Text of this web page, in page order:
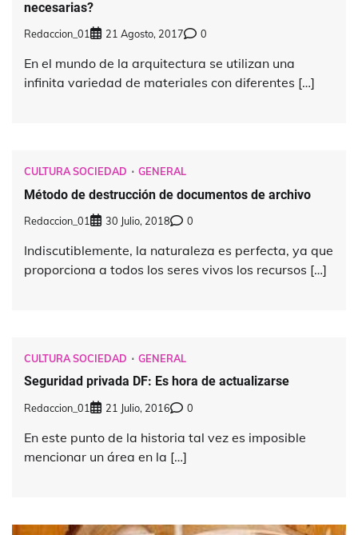
necesarias?
Redaccion_01 21 Agosto, 2017 0
En el mundo de la arquitectura se utilizan una
infinita variedad de materiales con diferentes […]
CULTURA SOCIEDAD GENERAL
Método de destrucción de documentos de archivo
Redaccion_01 30 Julio, 2018 0
Indiscutiblemente, la naturaleza es perfecta, ya que
proporciona a todos los seres vivos los recursos […]
CULTURA SOCIEDAD GENERAL
Seguridad privada DF: Es hora de actualizarse
Redaccion_01 21 Julio, 2016 0
En este punto de la historia tal vez es imposible
mencionar un área en la […]